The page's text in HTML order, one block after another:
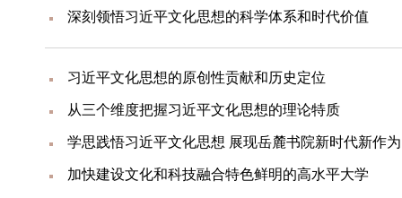
深刻领悟习近平文化思想的科学体系和时代价值
习近平文化思想的原创性贡献和历史定位
从三个维度把握习近平文化思想的理论特质
学思践悟习近平文化思想 展现岳麓书院新时代新作为
加快建设文化和科技融合特色鲜明的高水平大学